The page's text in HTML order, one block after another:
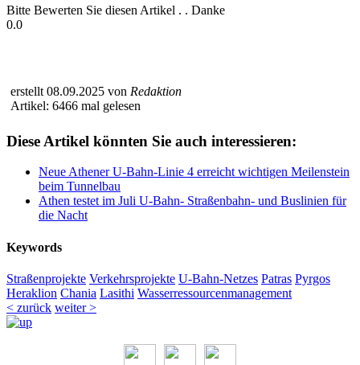
Bitte Bewerten Sie diesen Artikel . . Danke
0.0
erstellt 08.09.2025 von Redaktion
Artikel: 6466 mal gelesen
Diese Artikel könnten Sie auch interessieren:
Neue Athener U-Bahn-Linie 4 erreicht wichtigen Meilenstein
beim Tunnelbau
Athen testet im Juli U-Bahn- Straßenbahn- und Buslinien für
die Nacht
Keywords
Straßenprojekte Verkehrsprojekte U-Bahn-Netzes Patras Pyrgos
Heraklion Chania Lasithi Wasserressourcenmanagement
< zurück weiter >